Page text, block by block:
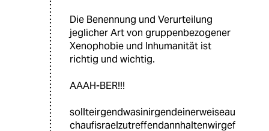
Die Benennung und Verurteilung
jeglicher Art von gruppenbezogener
Xenophobie und Inhumanität ist
richtig und wichtig.
AAAH-BER!!!
sollteirgendwasinirgendeinerweiseau
chaufisraelzutreffendannhaltenwirgef